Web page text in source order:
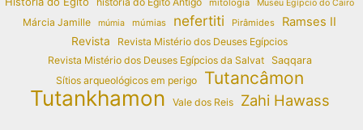
mitologia Museu Egípcio do Cairo
Márcia Jamille múmia múmias nefertiti Pirâmides Ramses II
Revista
Revista Mistério dos Deuses Egípcios
Revista Mistério dos Deuses Egípcios da Salvat
Saqqara
Sítios arqueológicos em perigo
Tutancâmon
Tutankhamon Vale dos Reis Zahi Hawass